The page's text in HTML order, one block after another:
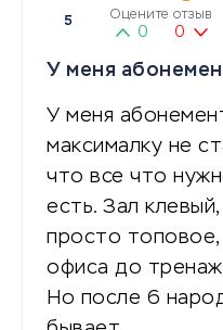
5 Оцените отзыв
0 0
У меня
У меня
максималку не
что все что
есть. Зал
просто топовое,
офиса до
Но после 6